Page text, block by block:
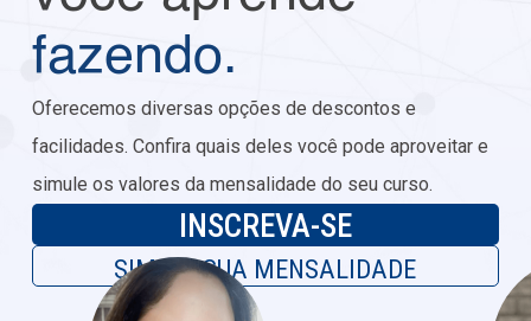
fazendo.
Oferecemos diversas opções de descontos e
facilidades. Confira quais deles você pode aproveitar e
simule os valores da mensalidade do seu curso.
INSCREVA-SE
SIMULE SUA MENSALIDADE